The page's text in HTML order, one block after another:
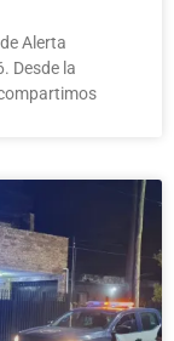
Alerta
Desde la